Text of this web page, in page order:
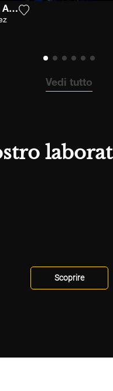
Maya Queen Awakening
Vedi tutto